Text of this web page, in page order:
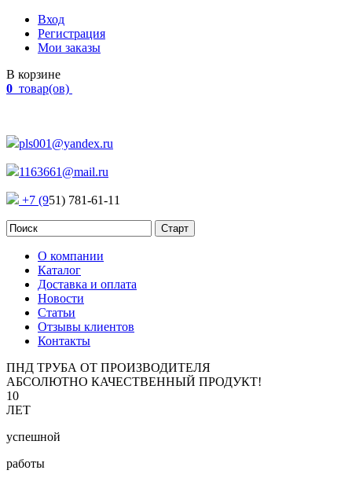
Вход
Регистрация
Мои заказы
В корзине
0 товар(ов)
pls001@yandex.ru
1163661@mail.ru
+7 (951) 781-61-11
О компании
Каталог
Доставка и оплата
Новости
Статьи
Отзывы клиентов
Контакты
ПНД ТРУБА ОТ ПРОИЗВОДИТЕЛЯ
АБСОЛЮТНО КАЧЕСТВЕННЫЙ ПРОДУКТ!
10
ЛЕТ
успешной
работы